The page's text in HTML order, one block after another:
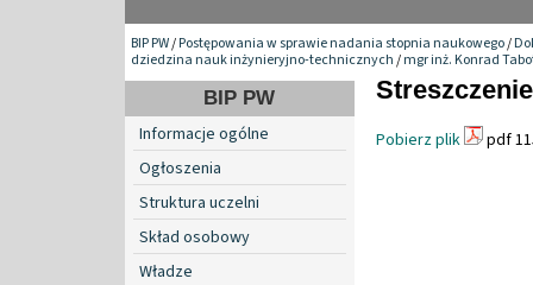
BIP PW/Postępowania w sprawie nadania stopnia naukowego/
dziedzina nauk inżynieryjno-technicznych/mgr inż. Konrad
BIP PW
Informacje ogólne
Ogłoszenia
Struktura uczelni
Skład osobowy
Władze
Pobierz plik pdf